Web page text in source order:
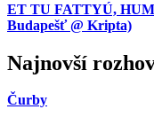
ET TU FATTYÚ,
Budapešť @ Kripta)
Najnovší
Čurby